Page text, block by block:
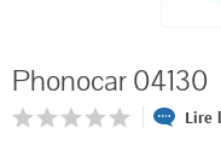
Phonocar 04130
Lire